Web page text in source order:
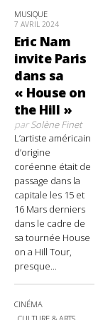
MUSIQUE
7 AVRIL 2024
Eric Nam
invite Paris
dans sa
« House on
the Hill »
parSolène Finet
L’artiste américain
d’origine
coréenne était de
passage dans la
capitale les 15 et
16 Mars derniers
dans le cadre de
sa tournée House
on a Hill Tour,
presque...
CINÉMA